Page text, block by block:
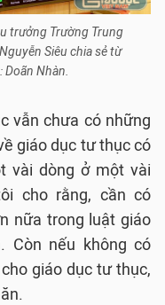
trưởng Trường Trung
Siêu chia sẻ từ
Nhàn.
vẫn chưa có những
giáo dục tư thục có
vài dòng ở một vài
cho rằng, cần có
nữa trong luật giáo
Còn nếu không có
giáo dục tư thục,